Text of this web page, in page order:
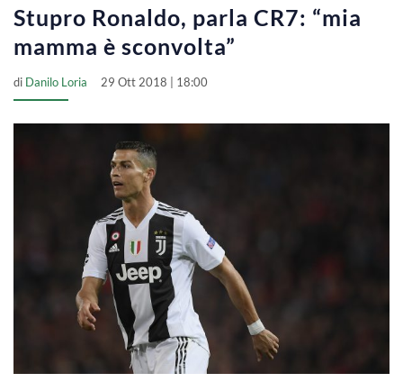
Stupro Ronaldo, parla CR7: “mia
mamma è sconvolta”
di Danilo Loria 29 Ott 2018 | 18:00